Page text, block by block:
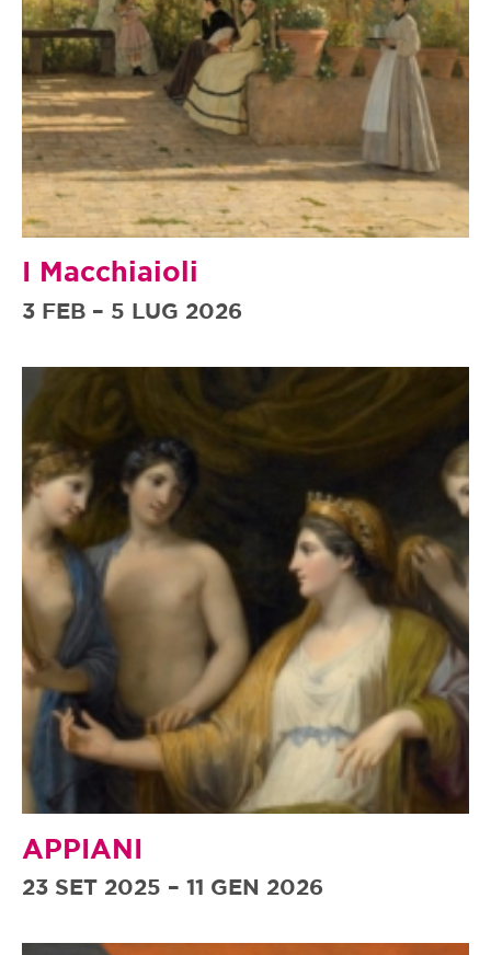
I Macchiaioli
3 FEB – 5 LUG 2026
APPIANI
23 SET 2025 – 11 GEN 2026